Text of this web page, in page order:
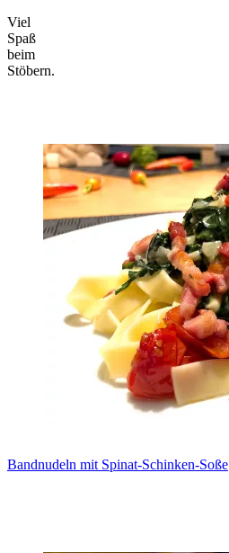
Viel
Spaß
beim
Stöbern.
Bandnudeln mit Spinat-Schinken-Soße